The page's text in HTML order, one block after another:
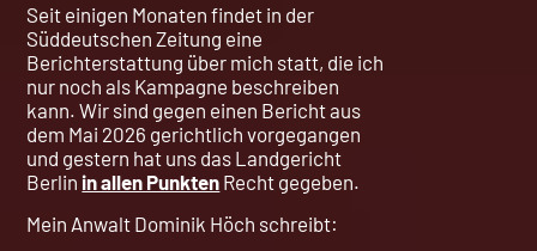
Seit einigen Monaten findet in der
Süddeutschen Zeitung eine
Berichterstattung über mich statt, die ich
nur noch als Kampagne beschreiben
kann. Wir sind gegen einen Bericht aus
dem Mai 2026 gerichtlich vorgegangen
und gestern hat uns das Landgericht
Berlin in allen Punkten Recht gegeben.
Mein Anwalt Dominik Höch schreibt: